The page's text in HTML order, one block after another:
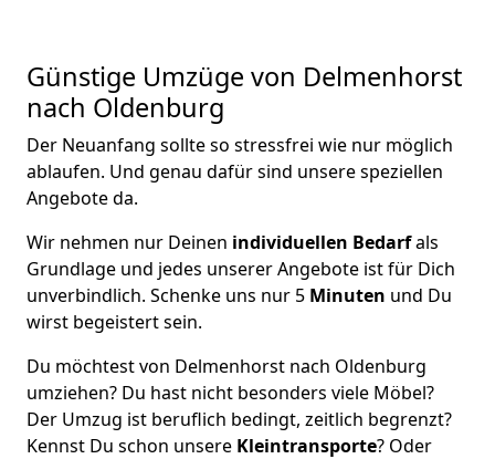
Günstige Umzüge von Delmenhorst
nach Oldenburg
Der Neuanfang sollte so stressfrei wie nur möglich
ablaufen. Und genau dafür sind unsere speziellen
Angebote da.
Wir nehmen nur Deinen individuellen Bedarfals
Grundlage und jedes unserer Angebote ist für Dich
unverbindlich. Schenke uns nur 5 Minuten und Du
wirst begeistert sein.
Du möchtest von Delmenhorst nach Oldenburg
umziehen? Du hast nicht besonders viele Möbel?
Der Umzug ist beruflich bedingt, zeitlich begrenzt?
Kennst Du schon unsere Kleintransporte? Oder